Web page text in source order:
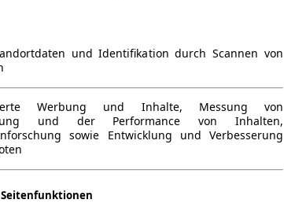
und Identifikation durch Scannen von
Werbung und Inhalte, Messung von
und der Performance von Inhalten,
sowie Entwicklung und Verbesserung